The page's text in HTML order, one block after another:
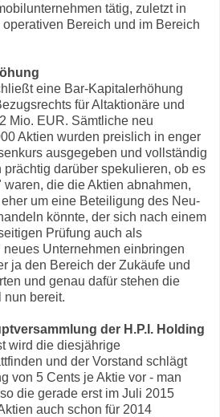
tätig, zuletzt in
Bereich und im Bereich
eine Bar-Kapitalerhöhung
für Altaktionäre und
Mio. EUR. Sämtliche neu
Aktien wurden preislich in enger
ausgegeben und vollständig
prächtig darüber spekulieren, ob es
die die Aktien abnahmen,
um eine Beteiligung des Neu-
könnte, der sich nach einem
Prüfung auch als
Unternehmen einbringen
ja den Bereich der Zukäufe und
und genau dafür stehen die
nun bereit.
der H.P.I. Holding
wird die diesjährige
und der Vorstand schlägt
von 5 Cents je Aktie vor - man
die gerade erst im Juli 2015
auch schon für 2014